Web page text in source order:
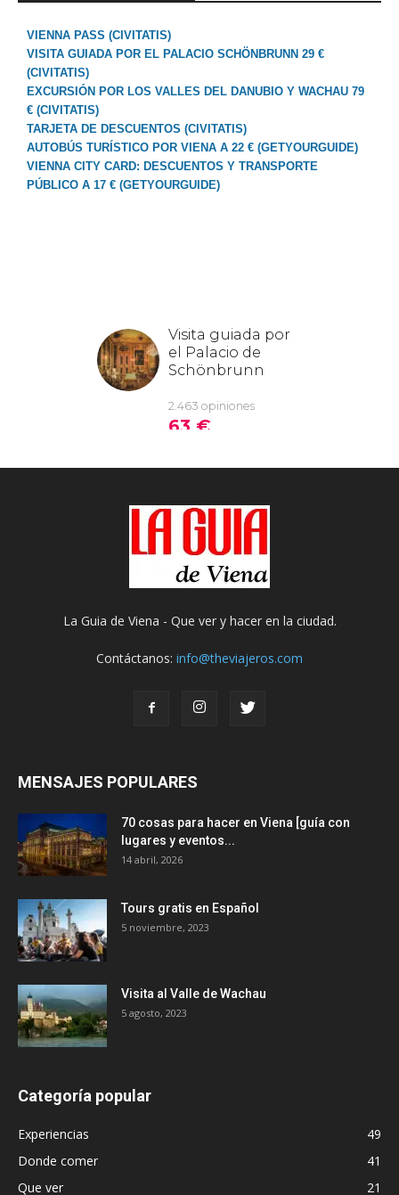
VIENNA PASS (CIVITATIS)
VISITA GUIADA POR EL PALACIO SCHÖNBRUNN 29 €
(CIVITATIS)
EXCURSIÓN POR LOS VALLES DEL DANUBIO Y WACHAU 79
€ (CIVITATIS)
TARJETA DE DESCUENTOS (CIVITATIS)
AUTOBÚS TURÍSTICO POR VIENA A 22 € (GETYOURGUIDE)
VIENNA CITY CARD: DESCUENTOS Y TRANSPORTE
PÚBLICO A 17 € (GETYOURGUIDE)
La Guia de Viena - Que ver y hacer en la ciudad.
Contáctanos: info@theviajeros.com
MENSAJES POPULARES
70 cosas para hacer en Viena [guía con
lugares y eventos...
14 abril, 2026
Tours gratis en Español
5 noviembre, 2023
Visita al Valle de Wachau
5 agosto, 2023
Categoría popular
Experiencias
49
Donde comer
41
Que ver
21